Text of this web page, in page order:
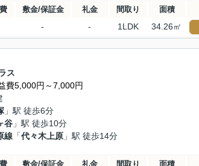
敷金/保証金 礼金 間取り 面積
- - 1LDK 34.26㎡
ス
費5,000円～7,000円
」駅 徒歩6分
谷 」駅 徒歩10分
線 「代々木上原 」駅 徒歩14分
敷金/保証金 礼金 間取り 面積